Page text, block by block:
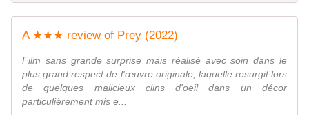
A ★★★ review of Prey (2022)
Film sans grande surprise mais réalisé avec soin dans le
plus grand respect de l'œuvre originale, laquelle resurgit lors
de quelques malicieux clins d'oeil dans un décor
particulièrement mis e...